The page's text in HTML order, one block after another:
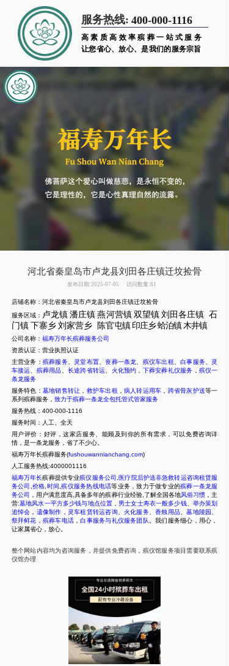
服务热线: 400-000-1116
高素质高效率殡葬一站式服务
让您省心、放心、是我们的服务宗旨
河北省秦皇岛市卢龙县刘田各庄镇迁坟捡骨
发布日期:2025-07-05 访问数量:61
店铺名称：河北省秦皇岛市卢龙县刘田各庄镇迁坟捡骨
服务区域： 卢龙镇 潘庄镇 燕河营镇 双望镇 刘田各庄镇 石
门镇 下寨乡 刘家营乡 陈官屯镇 印庄乡 蛤泊镇 木井镇
公司名称： 福寿万年长殡葬服务公司
资质认证：营业执照认证
主营业务： 殡葬服务、 灵堂布置 、丧葬一条龙 殡仪车出租 、白事服务
灵
车接运
殡葬用品 长途跨省转运 火化预约 ， 下葬安葬礼仪服务 ， 殡仪一
条龙服务
服务特色： 墓地销售转让 ， 救护车出租 ， 病人转运用车 ， 跨省骨灰护送等一
系列殡葬服务， 致力于殡葬一条龙全包托管式管家服务
服务热线：400-000-1116
服务时间：人工、全天
用户评价：好评，这家店服务、能顾及到你的所有需求，可以免费咨询详
情，是一条龙服务，省了不少心。
福寿万年长殡葬服务(fushouwannianchang.com)
人工服务热线:4000001116
福寿万年长殡葬提供专业殡仪服务公司 医疗院后护送非急救转运咨询租赁服
务公司 价格 时间 殡仪服务热线电话等业务，致力于做专业的殡葬一条龙服
务公司
，用户满意度高,具备多年的殡葬行业经验,了解全国各地风俗习惯 ，主
营:墓地风水一平方多少钱与地点位置 ， 男士女士寿衣一般多少钱、 举办策划
追悼会 ， 遗像制作 ， 灵车租赁转运咨询、 火化服务、香烛用品 、墓地陵园
祭拜鲜花 ， 殡葬车电话 ，白事服务与礼仪服务团队
。我们服务细心，用心，
让家属省心，放心。
整个网站内容均为咨询服务，并提供免费咨询，殡仪馆服务项目需要联系殡
仪馆办理